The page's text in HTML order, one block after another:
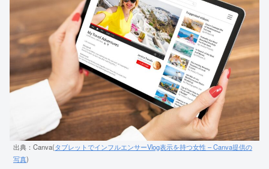
出典：Canva(タブレットでインフルエンサーVlog表示を持つ女性 – Canva提供の
写真)